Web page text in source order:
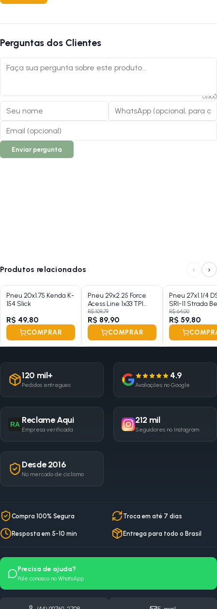
Perguntas dos Clientes
0/300
Enviar pergunta
Produtos relacionados ‹ ›
Pneu 20x1.75 Kenda K-
154 Slick
R$ 49,80
COMPRAR
Pneu 29x2.25 Force
Acess Line 1x33 TPI
Michelin Talão Rigido
Preto
R$ 109,79
R$ 89,90
COMPRAR
Pneu 27x1.1/4
SRI-11 Strada
R$ 64,00
R$ 59,80
120 mil+
Pedidos entregues
4.9
Avaliações no Google
RA Reclame Aqui
Empresa verificada
212 mil
Seguidores no Instagram
Desde 2016
No mercado de ciclismo
Compra 100% Segura Troca em até 7 dias
Resposta em 5-10 min Entrega para todo o Brasil
Precisa de ajuda?
Fale conosco no WhatsApp